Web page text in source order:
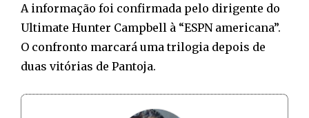
A informação foi confirmada pelo dirigente do
Ultimate Hunter Campbell à “ESPN americana”.
O confronto marcará uma trilogia depois de
duas vitórias de Pantoja.